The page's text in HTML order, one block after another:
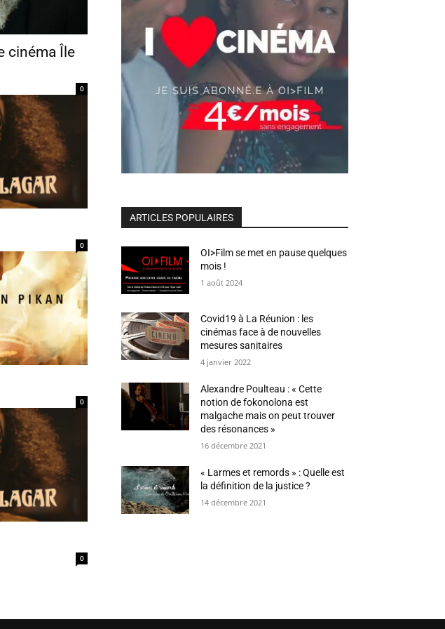
cinéma Île
0
0
0
0
ARTICLES POPULAIRES
OI>Film se met en pause quelques
mois !
1 août 2024
Covid19 à La Réunion : les
cinémas face à de nouvelles
mesures sanitaires
4 janvier 2022
Alexandre Poulteau : « Cette
notion de fokonolona est
malgache mais on peut trouver
des résonances »
16 décembre 2021
« Larmes et remords » : Quelle est
la définition de la justice ?
14 décembre 2021